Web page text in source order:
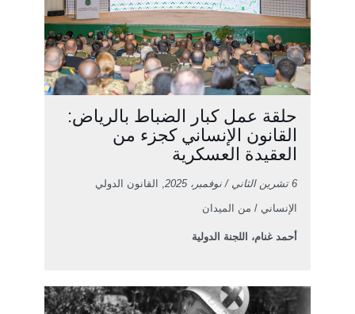
حلقة عمل كبار الضباط بالرياض:
القانون الإنساني كجزء من
العقيدة العسكرية
6 تشرين الثاني / نوفمبر، 2025 , القانون الدولي
الإنساني / من الميدان
أحمد غنام، اللجنة الدولية